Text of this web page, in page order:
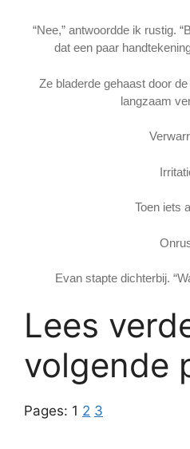
“Nee,” antwoordde ik rustig.
dat een paar
Ze bladerde gehaast door
langzaam
Toen iets
Evan stapte dichterbij.
Lees
volgende
Pages: 1 2 3